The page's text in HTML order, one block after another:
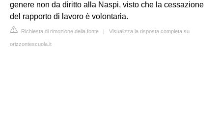
genere non da diritto alla Naspi, visto che la cessazione
del rapporto di lavoro è volontaria.
Richiesta di rimozione della fonte | Visualizza la risposta completa su
orizzontescuola.it